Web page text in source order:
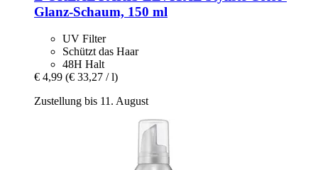
Glanz-​Schaum, 150 ml
UV Filter
Schützt das Haar
48H Halt
€ 4,99 (€ 33,27 / l)
Zustellung bis 11. August